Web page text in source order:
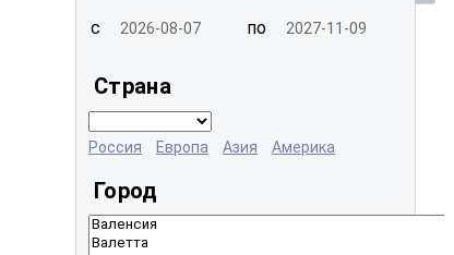
с по
Страна
Россия Европа Азия Америка
Город